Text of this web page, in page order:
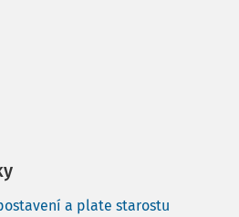
a plate starostu